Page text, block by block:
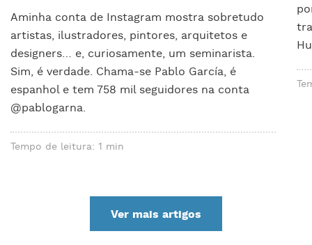
Aminha conta de Instagram mostra sobretudo
artistas, ilustradores, pintores, arquitetos e
designers… e, curiosamente, um seminarista.
Sim, é verdade. Chama-se Pablo García, é
espanhol e tem 758 mil seguidores na conta
@pablogarna.
Tempo de leitura: 1 min
Ver mais artigos